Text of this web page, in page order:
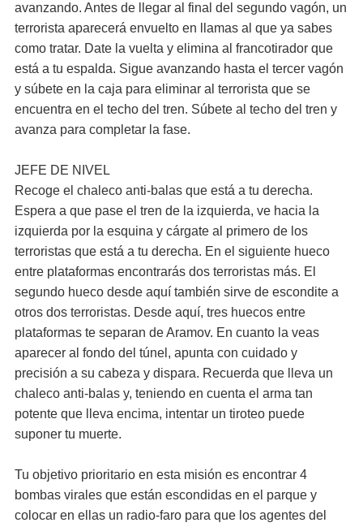
avanzando. Antes de llegar al final del segundo vagón, un
terrorista aparecerá envuelto en llamas al que ya sabes
como tratar. Date la vuelta y elimina al francotirador que
está a tu espalda. Sigue avanzando hasta el tercer vagón
y súbete en la caja para eliminar al terrorista que se
encuentra en el techo del tren. Súbete al techo del tren y
avanza para completar la fase.
JEFE DE NIVEL
Recoge el chaleco anti-balas que está a tu derecha.
Espera a que pase el tren de la izquierda, ve hacia la
izquierda por la esquina y cárgate al primero de los
terroristas que está a tu derecha. En el siguiente hueco
entre plataformas encontrarás dos terroristas más. El
segundo hueco desde aquí también sirve de escondite a
otros dos terroristas. Desde aquí, tres huecos entre
plataformas te separan de Aramov. En cuanto la veas
aparecer al fondo del túnel, apunta con cuidado y
precisión a su cabeza y dispara. Recuerda que lleva un
chaleco anti-balas y, teniendo en cuenta el arma tan
potente que lleva encima, intentar un tiroteo puede
suponer tu muerte.
Tu objetivo prioritario en esta misión es encontrar 4
bombas virales que están escondidas en el parque y
colocar en ellas un radio-faro para que los agentes del